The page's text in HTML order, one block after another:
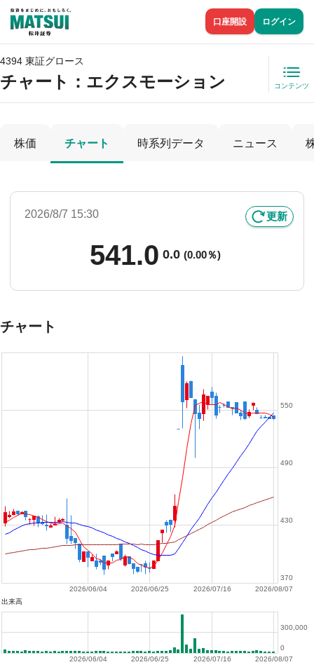
口座開設 ログイン
4394 東証グロース
チャート： エクスモーション コンテンツ
株価 チャート 時系列データ ニュース
2026/8/7 15:30 更新
541.0 0.0 (0.00％)
チャート
2026/08/07
2026/07/16
2026/06/25
2026/06/04
370
430
490
550
出来高
2026/08/07
2026/07/16
2026/06/25
2026/06/04
0
300,000